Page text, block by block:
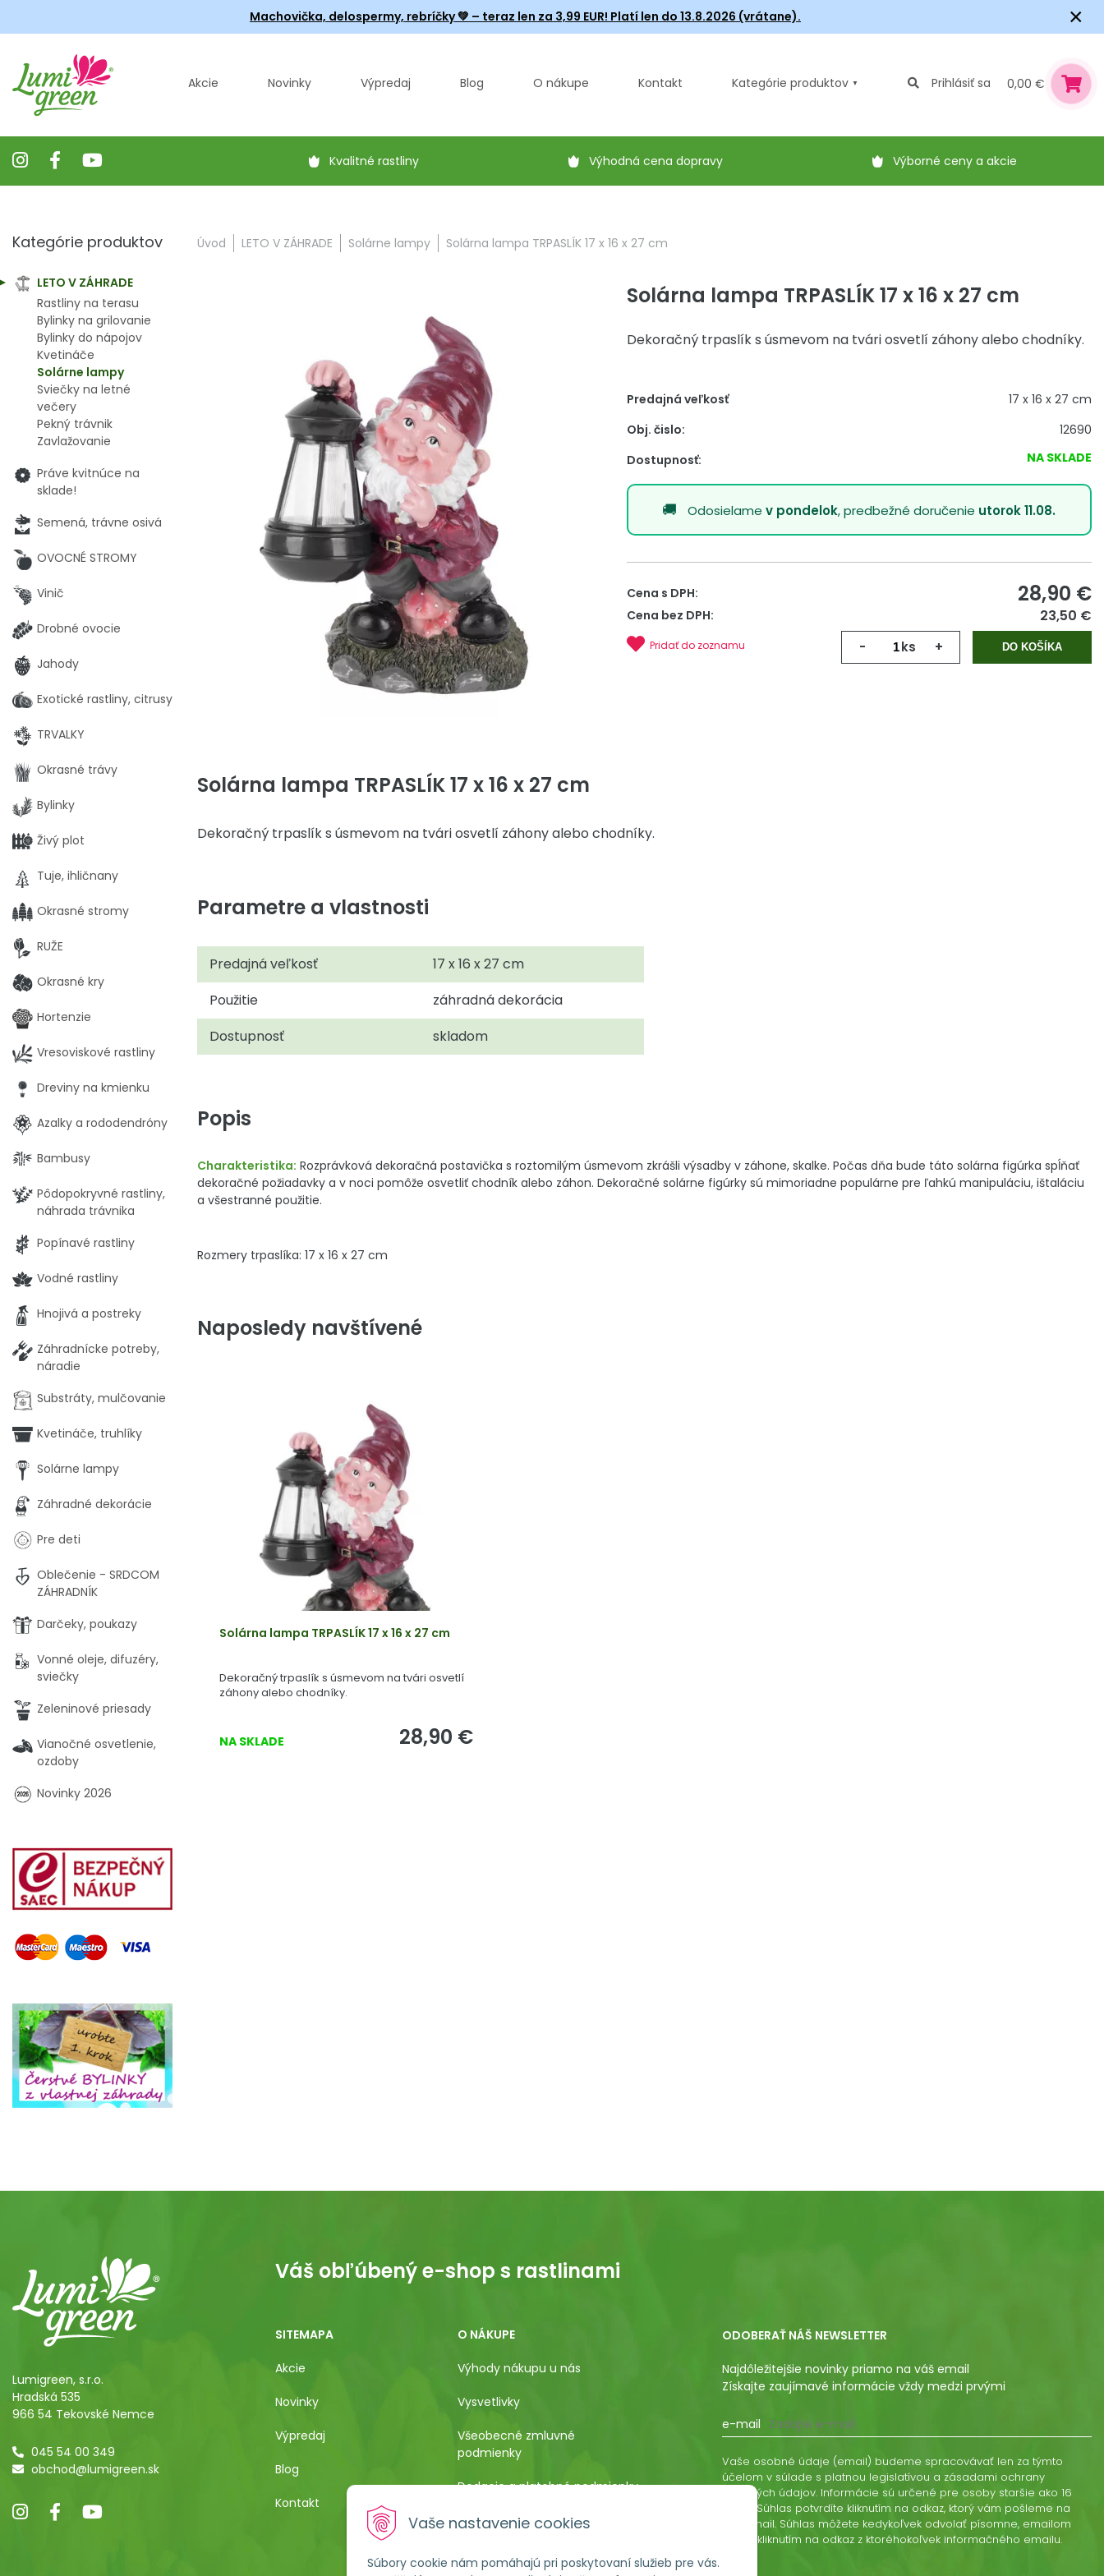
Vaše nastavenie cookies
Súbory cookie nám pomáhajú pri poskytovaní služieb pre vás.
Machovička, delospermy, rebríčky💚 – teraz len za 3,99 EUR! Platí len do 13.8.2026 (vrátane). ×
Akcie Novinky Výpredaj Blog O nákupe Kontakt Kategórie produktov Prihlásiť sa 0,00 €
Kvalitné rastliny Výhodná cena dopravy Výborné ceny a akcie
Úvod LETO V ZÁHRADE Solárne lampy Solárna lampa TRPASLÍK 17 x 16 x 27 cm
Solárna lampa TRPASLÍK 17 x 16 x 27 cm
Dekoračný trpaslík s úsmevom na tvári osvetlí záhony alebo chodníky.
Predajná veľkosť
17 x 16 x 27 cm
Obj. čislo:
12690
Dostupnosť:
NA SKLADE
Odosielamev pondelok, predbežné doručenie utorok 11.08.
Cena s DPH: 28,90 €
Cena bez DPH: 23,50 €
- ks + DO KOŠÍKA
Pridať do zoznamu
Solárna lampa TRPASLÍK 17 x 16 x 27 cm
Dekoračný trpaslík s úsmevom na tvári osvetlí záhony alebo chodníky.
Parametre a vlastnosti
Predajná veľkosť
17 x 16 x 27 cm
Použitie
záhradná dekorácia
Dostupnosť
skladom
Popis
Charakteristika: Rozprávková dekoračná postavička s roztomilým úsmevom zkrášli výsadby v záhone, skalke. Počas dňa bude táto solárna figúrka spĺňať
dekoračné požiadavky a v noci pomôže osvetliť chodník alebo záhon. Dekoračné solárne figúrky sú mimoriadne populárne pre ľahkú manipuláciu, ištaláciu
a všestranné použitie.
Rozmery trpaslíka: 17 x 16 x 27 cm
Naposledy navštívené
Solárna lampa TRPASLÍK 17 x 16 x 27 cm
Dekoračný trpaslík s úsmevom na tvári osvetlí
záhony alebo chodníky.
NA SKLADE 28,90 €
Kategórie produktov
LETO V ZÁHRADE
Rastliny na terasu
Bylinky na grilovanie
Bylinky do nápojov
Kvetináče
Solárne lampy
Sviečky na letné
večery
Pekný trávnik
Zavlažovanie
Práve kvitnúce na
sklade!
Semená, trávne osivá
OVOCNÉ STROMY
Vinič
Drobné ovocie
Jahody
Exotické rastliny, citrusy
TRVALKY
Okrasné trávy
Bylinky
Živý plot
Tuje, ihličnany
Okrasné stromy
RUŽE
Okrasné kry
Hortenzie
Vresoviskové rastliny
Dreviny na kmienku
Azalky a rododendróny
Bambusy
Pôdopokryvné rastliny,
náhrada trávnika
Popínavé rastliny
Vodné rastliny
Hnojivá a postreky
Záhradnícke potreby,
náradie
Substráty, mulčovanie
Kvetináče, truhlíky
Solárne lampy
Záhradné dekorácie
Pre deti
Oblečenie - SRDCOM
ZÁHRADNÍK
Darčeky, poukazy
Vonné oleje, difuzéry,
sviečky
Zeleninové priesady
Vianočné osvetlenie,
ozdoby
Novinky 2026
Lumigreen, s.r.o.
Hradská 535
966 54 Tekovské Nemce
045 54 00 349
obchod@lumigreen.sk
Váš obľúbený e-shop s rastlinami
SITEMAPA
Akcie
Novinky
Výpredaj
Blog
Kontakt
O NÁKUPE
Výhody nákupu u nás
Vysvetlivky
Všeobecné zmluvné
podmienky
Dodacie a platobné podmienky
Pestovateľský manuál
Poučenie o uplatnení práva
kupujúceho na odstúpenie od
ODOBERAŤ NÁŠ NEWSLETTER
Najdôležitejšie novinky priamo na váš email
Získajte zaujímavé informácie vždy medzi prvými
e-mail
Vaše osobné údaje (email) budeme spracovávať len za týmto
účelom v súlade s platnou legislatívou a zásadami ochrany
osobných údajov. Informácie sú určené pre osoby staršie ako 16
rokov. Súhlas potvrdíte kliknutím na odkaz, ktorý vám pošleme na
váš email. Súhlas môžete kedykoľvek odvolať písomne, emailom
alebo kliknutím na odkaz z ktoréhokoľvek informačného emailu.